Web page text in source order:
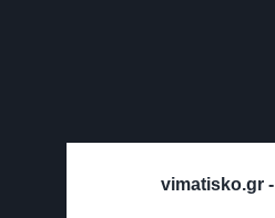
vimatisko.gr -